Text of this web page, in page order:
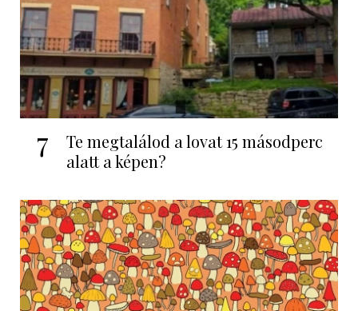
7
Te megtalálod a lovat 15 másodperc
alatt a képen?